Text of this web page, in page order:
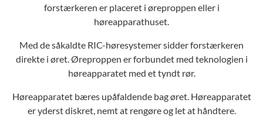
forstærkeren er placeret i øreproppen eller i
høreapparathuset.
Med de såkaldte RIC-høresystemer sidder forstærkeren
direkte i øret. Øreproppen er forbundet med teknologien i
høreapparatet med et tyndt rør.
Høreapparatet bæres upåfaldende bag øret. Høreapparatet
er yderst diskret, nemt at rengøre og let at håndtere.